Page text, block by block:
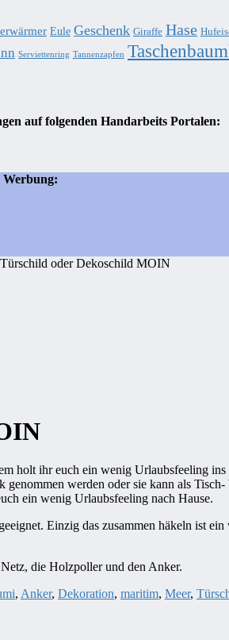
Eule Geschenk Giraffe Hase
Serviettenring Tannenzapfen
auf folgenden Handarbeits Portalen:
Werbung:
oder Dekoschild MOIN
ihr euch ein wenig Urlaubsfeeling
werden oder sie kann als
ein wenig Urlaubsfeeling nach Hause.
Einzig das zusammen häkeln ist
die Holzpoller und den Anker.
, Anker, Dekoration, maritim, Meer,